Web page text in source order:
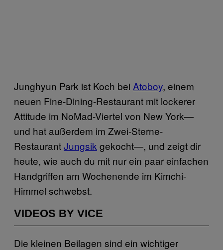
Junghyun Park ist Koch bei Atoboy, einem
neuen Fine-Dining-Restaurant mit lockerer
Attitude im NoMad-Viertel von New York—
und hat außerdem im Zwei-Sterne-
RestaurantJungsik gekocht—, und zeigt dir
heute, wie auch du mit nur ein paar einfachen
Handgriffen am Wochenende im Kimchi-
Himmel schwebst.
VIDEOS BY VICE
Die kleinen Beilagen sind ein wichtiger